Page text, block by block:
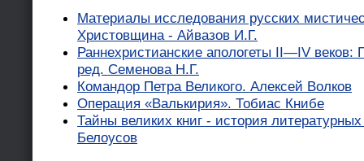
Материалы исследования русских
Христовщина - Айвазов И.Г.
Раннехристианские апологеты II—IV
ред. Семенова Н.Г.
Командор Петра Великого. Алексей Волков
Операция «Валькирия». Тобиас Книбе
Тайны великих книг - история
Белоусов